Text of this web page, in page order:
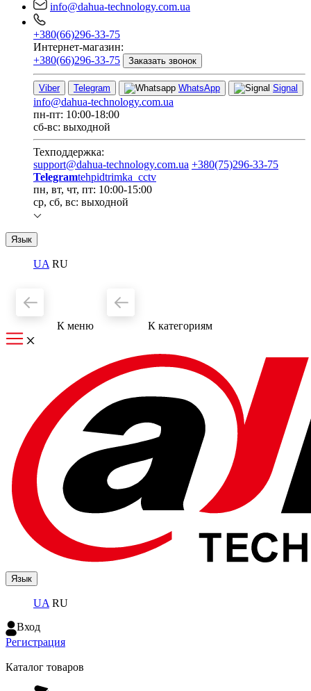
info@dahua-technology.com.ua
+380(66)296-33-75
Интернет-магазин:
+380(66)296-33-75
Заказать звонок
Viber Telegram WhatsApp Signal
info@dahua-technology.com.ua
пн-пт: 10:00-18:00
сб-вс: выходной
Техподдержка:
support@dahua-technology.com.ua +380(75)296-33-75
Telegramtehpidtrimka_cctv
пн, вт, чт, пт: 10:00-15:00
ср, сб, вс: выходной
Язык
UA RU
К меню К категориям
Язык
UA RU
Вход
Регистрация
Каталог товаров